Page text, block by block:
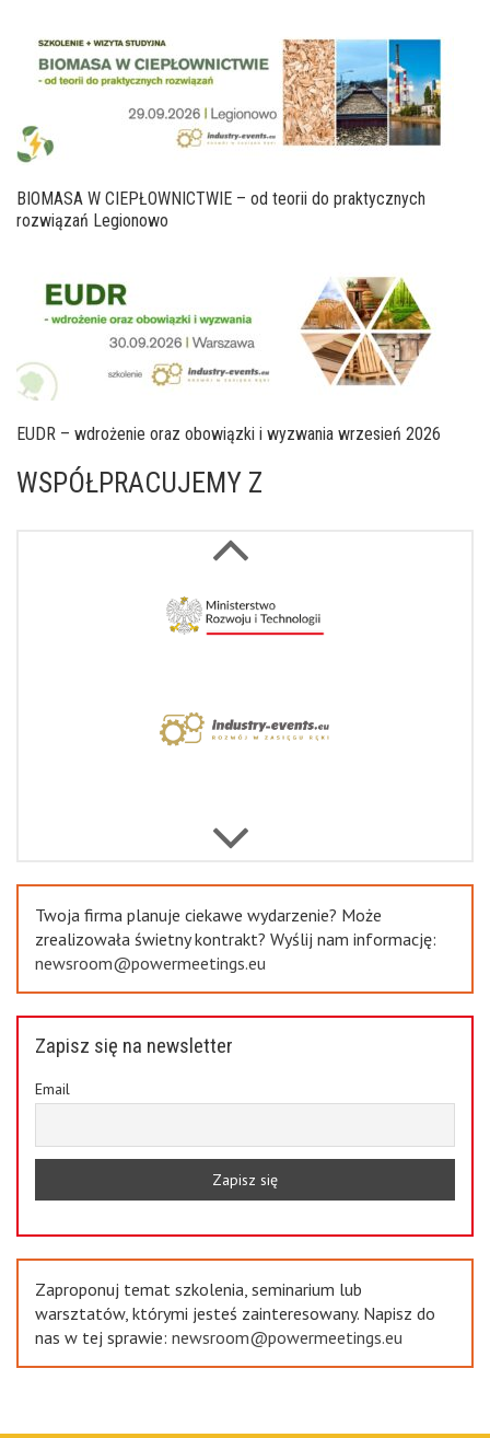
BIOMASA W CIEPŁOWNICTWIE – od teorii do praktycznych
rozwiązań Legionowo
EUDR – wdrożenie oraz obowiązki i wyzwania wrzesień 2026
WSPÓŁPRACUJEMY Z
Twoja firma planuje ciekawe wydarzenie? Może
zrealizowała świetny kontrakt? Wyślij nam informację:
newsroom@powermeetings.eu
Zapisz się na newsletter
Email
Zaproponuj temat szkolenia, seminarium lub
warsztatów, którymi jesteś zainteresowany. Napisz do
nas w tej sprawie: newsroom@powermeetings.eu